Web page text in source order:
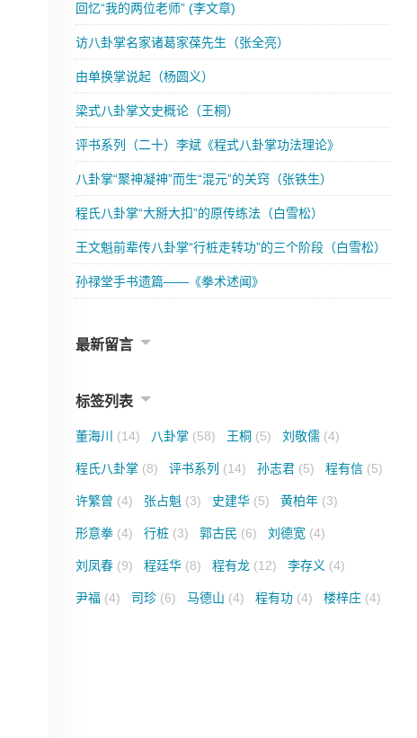
回忆“我的两位老师” (李文章)
访八卦掌名家诸葛家葆先生（张全亮）
由单换掌说起（杨圆义）
梁式八卦掌文史概论（王桐）
评书系列（二十）李斌《程式八卦掌功法理论》
八卦掌“聚神凝神”而生“混元”的关窍（张铁生）
程氏八卦掌“大掰大扣”的原传练法（白雪松）
王文魁前辈传八卦掌“行桩走转功”的三个阶段（白雪松）
孙禄堂手书遗篇——《拳术述闻》
最新留言
标签列表
董海川 (14) 八卦掌 (58) 王桐 (5) 刘敬儒 (4)
程氏八卦掌 (8) 评书系列 (14) 孙志君 (5) 程有信 (5)
许繁曾 (4) 张占魁 (3) 史建华 (5) 黄柏年 (3)
形意拳 (4) 行桩 (3) 郭古民 (6) 刘德宽 (4)
刘凤春 (9) 程廷华 (8) 程有龙 (12) 李存义 (4)
尹福 (4) 司珍 (6) 马德山 (4) 程有功 (4) 楼梓庄 (4)